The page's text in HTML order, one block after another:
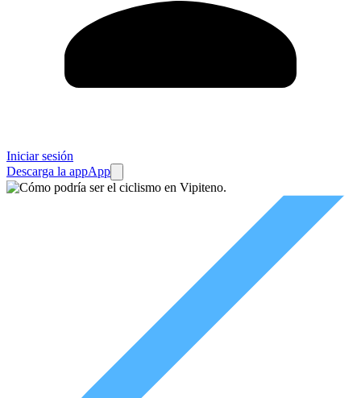
Iniciar sesión
Descarga la appApp